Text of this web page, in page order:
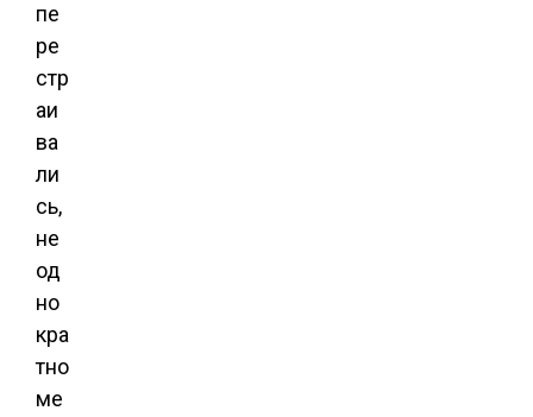
пе
ре
стр
аи
ва
ли
сь,
не
од
но
кра
тно
ме